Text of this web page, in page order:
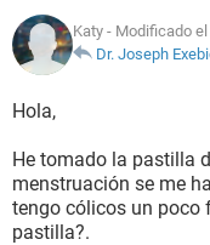
NUTRICIÓN
SEXUALIDAD
GLOSARIO
Katy - Modificado
Dr. Joseph
Hola,
He tomado la pastilla
menstruación se me
tengo cólicos un poco
pastilla?.